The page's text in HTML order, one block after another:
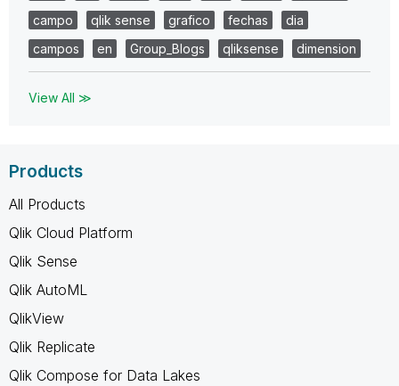
campo
qlik sense grafico fechas
dia
campos
en Group_Blogs qliksense dimension
View All ≫
Products
All Products
Qlik Cloud Platform
Qlik Sense
Qlik AutoML
QlikView
Qlik Replicate
Qlik Compose for Data Lakes